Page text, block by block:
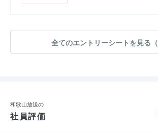
全てのエントリーシートを見る（
和歌山放送の
社員評価